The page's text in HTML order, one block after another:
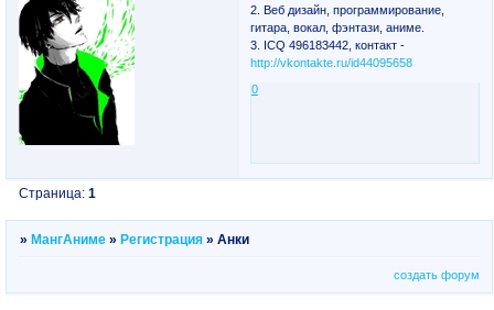
2. Веб дизайн, программирование,
гитара, вокал, фэнтази, аниме.
3. ICQ 496183442, контакт -
http://vkontakte.ru/id44095658
0
Страница:1
» МангАниме » Регистрация »Анки
создать форум